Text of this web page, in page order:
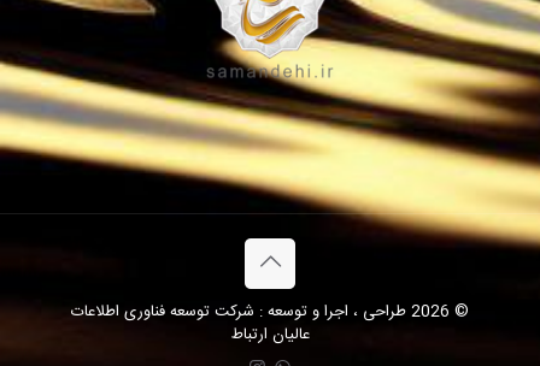
© 2026 طراحی ، اجرا و توسعه : شرکت توسعه فناوری اطلاعات
عالیان ارتباط